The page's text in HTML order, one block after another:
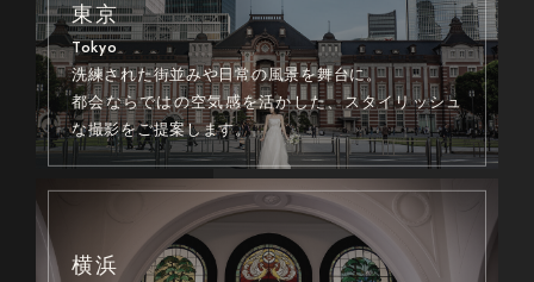
東京
Tokyo
洗練された街並みや日常の風景を舞台に。
都会ならではの空気感を活かした、スタイリッシュ
な撮影をご提案します。
横浜